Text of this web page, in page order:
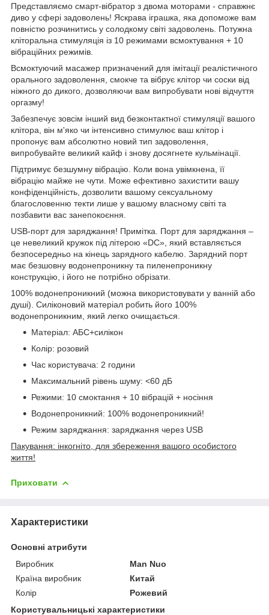
Представляємо смарт-вібратор з двома моторами - справжнє
диво у сфері задоволень! Яскрава іграшка, яка допоможе вам
повністю розчинитись у солодкому світі задоволень. Потужна
кліторальна стимуляція із 10 режимами всмоктування + 10
вібраційних режимів.
Всмоктуючий масажер призначений для імітації реалістичного
орального задоволення, смокче та вібрує клітор чи соски від
ніжного до дикого, дозволяючи вам випробувати нові відчуття
оргазму!
Забезпечує зовсім інший вид безконтактної стимуляції вашого
клітора, він м'яко чи інтенсивно стимулює ваш клітор і
пропонує вам абсолютно новий тип задоволення,
випробувайте великий кайф і знову досягнете кульмінації.
Підтримує безшумну вібрацію. Коли вона увімкнена, її
вібрацію майже не чути. Може ефективно захистити вашу
конфіденційність, дозволити вашому сексуальному
благословенню текти лише у вашому власному світі та
позбавити вас занепокоєння.
USB-порт для заряджання! Примітка. Порт для заряджання –
це невеликий кружок під літерою «DC», який вставляється
безпосередньо на кінець зарядного кабелю. Зарядний порт
має безшовну водонепроникну та пиленепроникну
конструкцію, і його не потрібно обрізати.
100% водонепроникний (можна використовувати у ванній або
душі). Силіконовий матеріал робить його 100%
водонепроникним, який легко очищається.
Матеріал: АБС+силікон
Колір: розовий
Час користувача: 2 години
Максимальний рівень шуму: <60 дБ
Режими: 10 смоктання + 10 вібрацій + носіння
Водонепроникний: 100% водонепроникний!
Режим заряджання: заряджання через USB
Пакування: інкогніто, для збереження вашого особистого
життя!
Приховати
Характеристики
Основні атрибути
Виробник
Man Nuo
Країна виробник
Китай
Колір
Рожевий
Користувальницькі характеристики